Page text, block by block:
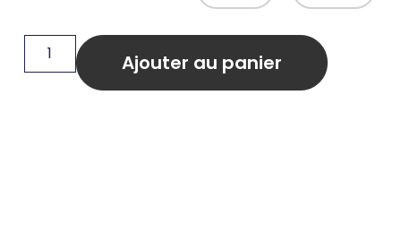
Ajouter au panier